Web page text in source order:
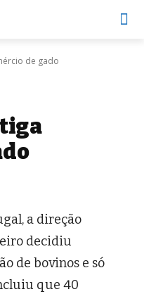
de gado
a direção
decidiu
de bovinos e só
que 40